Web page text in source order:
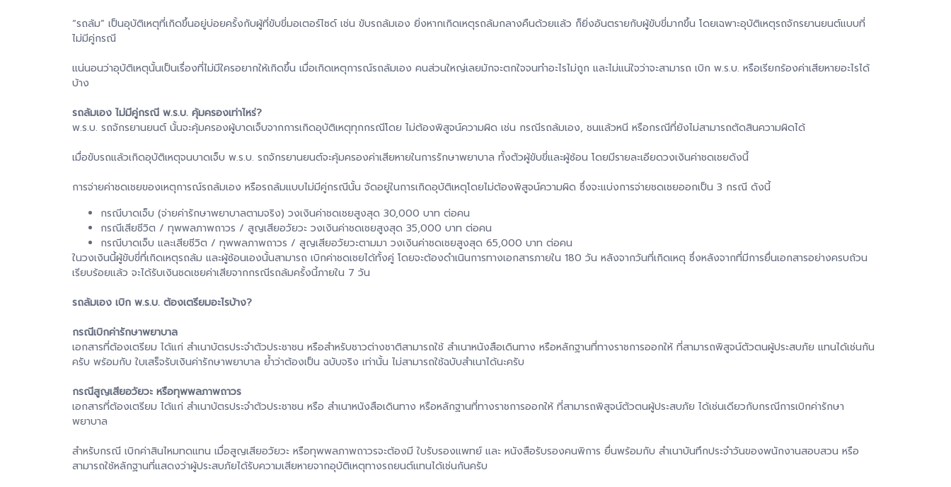
“รถล้ม” เป็นอุบัติเหตุที่เกิดขึ้นอยู่บ่อยครั้งกับผู้ที่ขับขี่มอเตอร์ไซด์ เช่น ขับรถล้มเอง ยิ่งหากเกิดเหตุรถล้มกลางคืนด้วยแล้ว ก็ยิ่งอันตรายกับผู้ขับขี่มากขึ้น โดยเฉพาะอุบัติเหตุรถจักรยานยนต์แบบที่
ไม่มีคู่กรณี
แน่นอนว่าอุบัติเหตุนั้นเป็นเรื่องที่ไม่มีใครอยากให้เกิดขึ้น เมื่อเกิดเหตุการณ์รถล้มเอง คนส่วนใหญ่เลยมักจะตกใจจนทำอะไรไม่ถูก และไม่แน่ใจว่าจะสามารถ เบิก พ.ร.บ. หรือเรียกร้องค่าเสียหายอะไรได้
บ้าง
รถล้มเอง ไม่มีคู่กรณี พ.ร.บ. คุ้มครองเท่าไหร่?
พ.ร.บ. รถจักรยานยนต์ นั้นจะคุ้มครองผู้บาดเจ็บจากการเกิดอุบัติเหตุทุกกรณีโดย ไม่ต้องพิสูจน์ความผิด เช่น กรณีรถล้มเอง, ชนแล้วหนี หรือกรณีที่ยังไม่สามารถตัดสินความผิดได้
เมื่อขับรถแล้วเกิดอุบัติเหตุจนบาดเจ็บ พ.ร.บ. รถจักรยานยนต์จะคุ้มครองค่าเสียหายในการรักษาพยาบาล ทั้งตัวผู้ขับขี่และผู้ซ้อน โดยมีรายละเอียดวงเงินค่าชดเชยดังนี้
การจ่ายค่าชดเชยของเหตุการณ์รถล้มเอง หรือรถล้มแบบไม่มีคู่กรณีนั้น จัดอยู่ในการเกิดอุบัติเหตุโดยไม่ต้องพิสูจน์ความผิด ซึ่งจะแบ่งการจ่ายชดเชยออกเป็น 3 กรณี ดังนี้
กรณีบาดเจ็บ (จ่ายค่ารักษาพยาบาลตามจริง) วงเงินค่าชดเชยสูงสุด 30,000 บาท ต่อคน
กรณีเสียชีวิต / ทุพพลภาพถาวร / สูญเสียอวัยวะ วงเงินค่าชดเชยสูงสุด 35,000 บาท ต่อคน
กรณีบาดเจ็บ และเสียชีวิต / ทุพพลภาพถาวร / สูญเสียอวัยวะตามมา วงเงินค่าชดเชยสูงสุด 65,000 บาท ต่อคน
ในวงเงินนี้ผู้ขับขี่ที่เกิดเหตุรถล้ม และผู้ซ้อนเองนั้นสามารถ เบิกค่าชดเชยได้ทั้งคู่ โดยจะต้องดำเนินการทางเอกสารภายใน 180 วัน หลังจากวันที่เกิดเหตุ ซึ่งหลังจากที่มีการยื่นเอกสารอย่างครบถ้วน
เรียบร้อยแล้ว จะได้รับเงินชดเชยค่าเสียจากกรณีรถล้มครั้งนี้ภายใน 7 วัน
รถล้มเอง เบิก พ.ร.บ. ต้องเตรียมอะไรบ้าง?
กรณีเบิกค่ารักษาพยาบาล
เอกสารที่ต้องเตรียม ได้แก่ สำเนาบัตรประจำตัวประชาชน หรือสำหรับชาวต่างชาติสามารถใช้ สำเนาหนังสือเดินทาง หรือหลักฐานที่ทางราชการออกให้ ที่สามารถพิสูจน์ตัวตนผู้ประสบภัย แทนได้เช่นกัน
ครับ พร้อมกับ ใบเสร็จรับเงินค่ารักษาพยาบาล ย้ำว่าต้องเป็น ฉบับจริง เท่านั้น ไม่สามารถใช้ฉบับสำเนาได้นะครับ
กรณีสูญเสียอวัยวะ หรือทุพพลภาพถาวร
เอกสารที่ต้องเตรียม ได้แก่ สำเนาบัตรประจำตัวประชาชน หรือ สำเนาหนังสือเดินทาง หรือหลักฐานที่ทางราชการออกให้ ที่สามารถพิสูจน์ตัวตนผู้ประสบภัย ได้เช่นเดียวกับกรณีการเบิกค่ารักษา
พยาบาล
สำหรับกรณี เบิกค่าสินไหมทดแทน เมื่อสูญเสียอวัยวะ หรือทุพพลภาพถาวรจะต้องมี ใบรับรองแพทย์ และ หนังสือรับรองคนพิการ ยื่นพร้อมกับ สำเนาบันทึกประจำวันของพนักงานสอบสวน หรือ
สามารถใช้หลักฐานที่แสดงว่าผู้ประสบภัยได้รับความเสียหายจากอุบัติเหตุทางรถยนต์แทนได้เช่นกันครับ